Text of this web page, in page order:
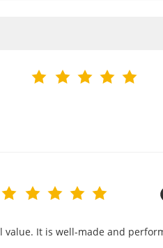
It is well-made and